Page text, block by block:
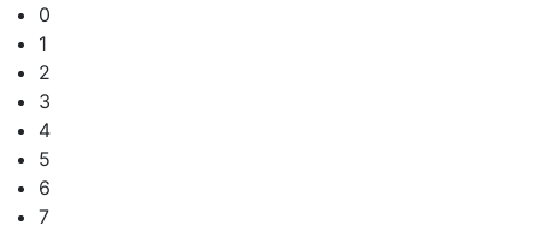
0
1
2
3
4
5
6
7